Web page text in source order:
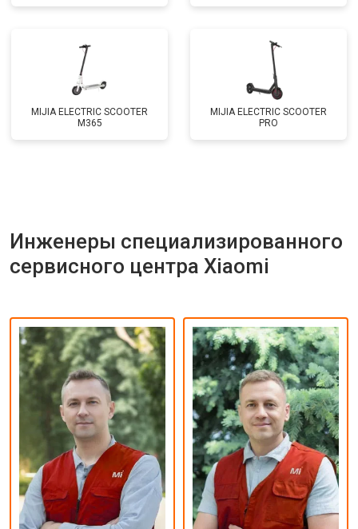
MIJIA ELECTRIC SCOOTER
M365
MIJIA ELECTRIC SCOOTER
PRO
Инженеры специализированного
сервисного центра Xiaomi